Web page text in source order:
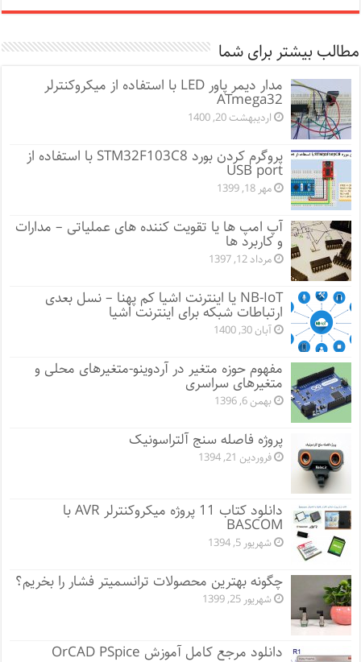
مطالب بیشتر برای شما
مدار دیمر پاور LED با استفاده از میکروکنترلر
ATmega32
اردیبهشت 20, 1400
پروگرم کردن بورد STM32F103C8 با استفاده از
USB port
مهر 18, 1399
آپ امپ ها یا تقویت کننده های عملیاتی – مدارات
و کاربرد ها
مرداد 12, 1397
NB-IoT یا اینترنت اشیا کم پهنا – نسل بعدی
ارتباطات شبکه برای اینترنت اشیا
آبان 30, 1400
مفهوم حوزه متغیر در آردوینو-متغیرهای محلی و
متغیرهای سراسری
بهمن 6, 1396
پروژه فاصله سنج آلتراسونیک
فروردین 21, 1394
دانلود کتاب 11 پروژه میکروکنترلر AVR با
BASCOM
شهریور 5, 1394
چگونه بهترین محصولات ترانسمیتر فشار را بخریم؟
شهریور 25, 1399
دانلود مرجع کامل آموزش OrCAD PSpice